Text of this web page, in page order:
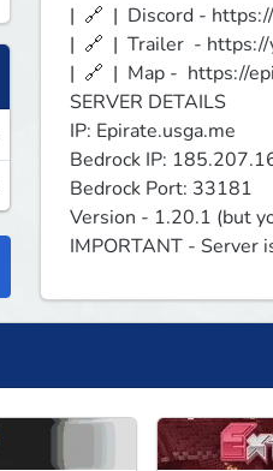
|  🔗﻿  |  Discord -
|  🔗 ﻿ |  Trailer  -
|  🔗 ﻿ |  Map -  https://
SERVER DETAILS
IP: Epirate.usga.me
Bedrock IP:
Bedrock Port: 33181
Version - 1.20.1 (but
IMPORTANT - Server